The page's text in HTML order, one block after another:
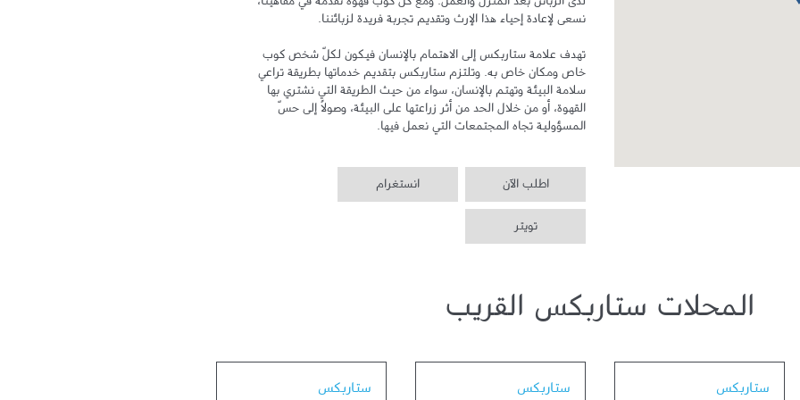
المسؤولية تجاه المجتمعات التي نعمل فيها.
اطلب الآن انستغرام
تويتر
المحلات ستاربكس القريب
ستاربكس ستاربكس ستاربكس